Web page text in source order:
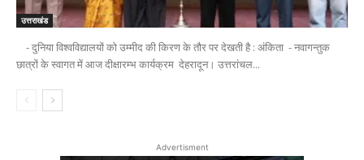
उत्तराखंड
- दुनिया विश्वविद्यालयों को उम्मीद की किरण के तौर पर देखती है : अंकिता - नवागन्तुक
छात्रों के स्वागत में आज दीक्षारम्भ कार्यक्रम देहरादून। उत्तरांचल...
Advertisment